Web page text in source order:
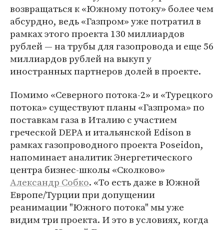
возвращаться к «Южному потоку» более чем
абсурдно, ведь «Газпром» уже потратил в
рамках этого проекта 130 миллиардов
рублей — на трубы для газопровода и еще 56
миллиардов рублей на выкуп у
иностранных партнеров долей в проекте.
Помимо «Северного потока-2» и «Турецкого
потока» существуют планы «Газпрома» по
поставкам газа в Италию с участием
греческой DEPA и итальянской Edison в
рамках газопроводного проекта Poseidon,
напоминает аналитик Энергетического
центра бизнес-школы «Сколково»
Александр Собко. «То есть даже в Южной
Европе/Турции при допущении
реанимации "Южного потока" мы уже
видим три проекта. И это в условиях, когда